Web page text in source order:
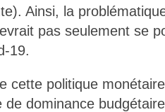
Ainsi, la
pas seulement se
19.
cette politique
dominance